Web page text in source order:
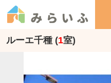
ルーエ千種 (1室)